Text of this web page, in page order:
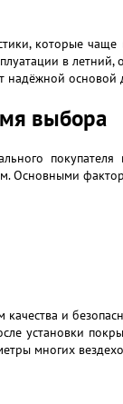
которые
в
надёжной
выбора
Основными
и
установки
многих